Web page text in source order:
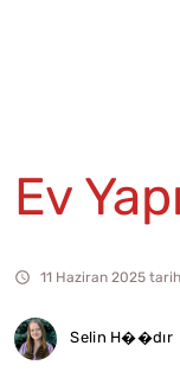
Ev
11 Haziran 2025
Selin H��dır